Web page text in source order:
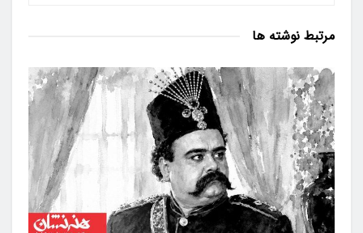
مرتبط نوشته ها